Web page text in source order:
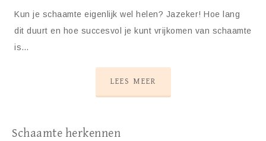
Kun je schaamte eigenlijk wel helen? Jazeker! Hoe lang
dit duurt en hoe succesvol je kunt vrijkomen van schaamte
is…
LEES MEER
Schaamte herkennen